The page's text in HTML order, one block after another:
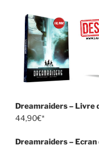
Dreamraiders – Livre
44,90€*
Dreamraiders –